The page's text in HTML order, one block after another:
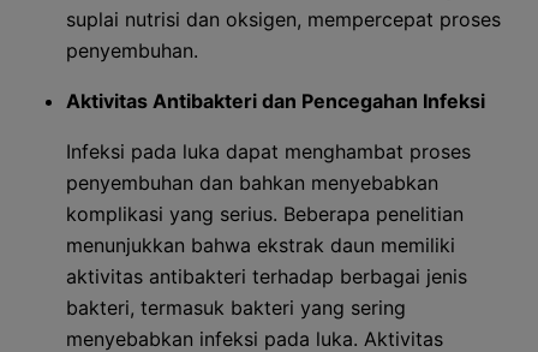
suplai nutrisi dan oksigen, mempercepat proses
penyembuhan.
Aktivitas Antibakteri dan Pencegahan Infeksi
Infeksi pada luka dapat menghambat proses
penyembuhan dan bahkan menyebabkan
komplikasi yang serius. Beberapa penelitian
menunjukkan bahwa ekstrak daun memiliki
aktivitas antibakteri terhadap berbagai jenis
bakteri, termasuk bakteri yang sering
menyebabkan infeksi pada luka. Aktivitas